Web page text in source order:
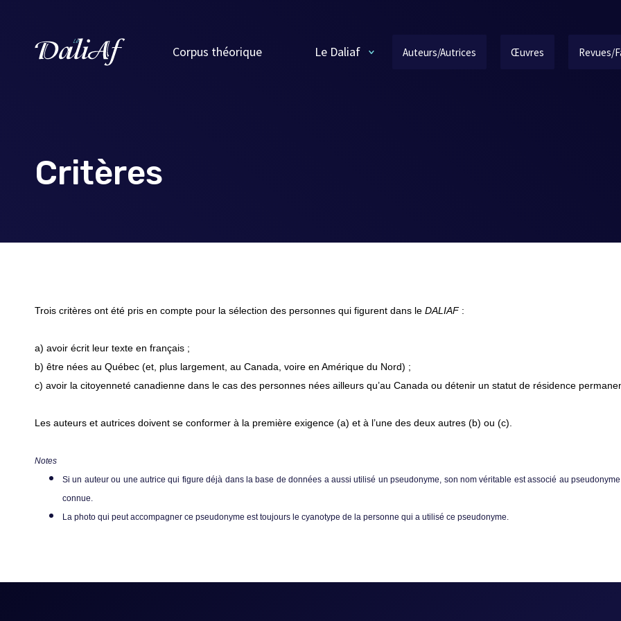
Corpus théorique Le Daliaf Auteurs/Autrices Œuvres Revues/
Critères
Trois critères ont été pris en compte pour la sélection des personnes qui figurent dans le DALIAF:
a) avoir écrit leur texte en français ;
b) être nées au Québec (et, plus largement, au Canada, voire en Amérique du Nord) ;
c) avoir la citoyenneté canadienne dans le cas des personnes nées ailleurs qu’au Canada ou détenir un statut de résidence
Les auteurs et autrices doivent se conformer à la première exigence (a) et à l’une des deux autres (b) ou (c).
Notes
Si un auteur ou une autrice qui figure déjà dans la base de données a aussi utilisé un pseudonyme, son nom véritable est associé au
connue.
La photo qui peut accompagner ce pseudonyme est toujours le cyanotype de la personne qui a utilisé ce pseudonyme.